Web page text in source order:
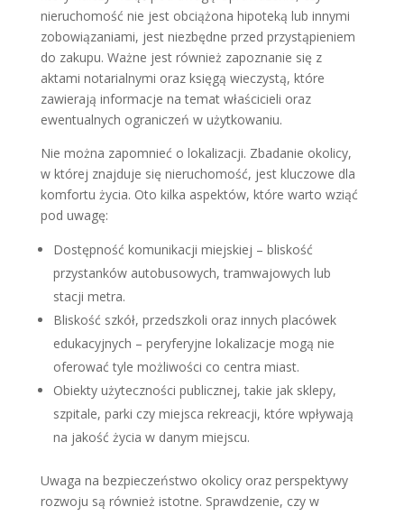
nieruchomość nie jest obciążona hipoteką lub innymi
zobowiązaniami, jest niezbędne przed przystąpieniem
do zakupu. Ważne jest również zapoznanie się z
aktami notarialnymi oraz księgą wieczystą, które
zawierają informacje na temat właścicieli oraz
ewentualnych ograniczeń w użytkowaniu.
Nie można zapomnieć o lokalizacji. Zbadanie okolicy,
w której znajduje się nieruchomość, jest kluczowe dla
komfortu życia. Oto kilka aspektów, które warto wziąć
pod uwagę:
Dostępność komunikacji miejskiej – bliskość
przystanków autobusowych, tramwajowych lub
stacji metra.
Bliskość szkół, przedszkoli oraz innych placówek
edukacyjnych – peryferyjne lokalizacje mogą nie
oferować tyle możliwości co centra miast.
Obiekty użyteczności publicznej, takie jak sklepy,
szpitale, parki czy miejsca rekreacji, które wpływają
na jakość życia w danym miejscu.
Uwaga na bezpieczeństwo okolicy oraz perspektywy
rozwoju są również istotne. Sprawdzenie, czy w